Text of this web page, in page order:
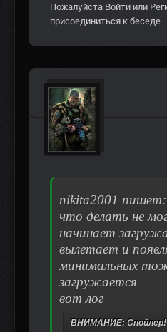
Пожалуйста Войти или
присоединиться к беседе.
nikita2001
что делать не
начинает
вылетает и
минимальных
загружается
вот лог
ВНИМАНИЕ: Спойлер!